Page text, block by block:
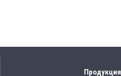
Продукция